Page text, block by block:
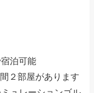
泊可能
２部屋があります